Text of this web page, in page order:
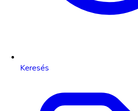
Keresés